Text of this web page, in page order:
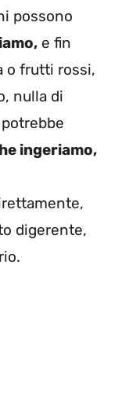
possono
e fin
o frutti rossi,
nulla di
ingeriamo,
digerente,